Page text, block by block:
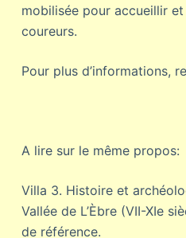
mobilisée pour accueillir
coureurs.
Pour plus d’informations,
A lire sur le même propos:
Villa 3. Histoire et
Vallée de L’Èbre (VII-XIe
de référence.